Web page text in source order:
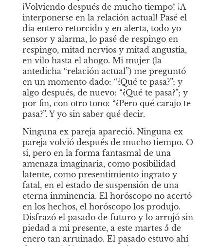
¡Volviendo después de mucho tiempo! ¡A
interponerse en la relación actual! Pasé el
día entero retorcido y en alerta, todo yo
sensor y alarma, lo pasé de respingo en
respingo, mitad nervios y mitad angustia,
en vilo hasta el ahogo. Mi mujer (la
antedicha “relación actual”) me preguntó
en un momento dado: “¿Qué te pasa?”; y
algo después, de nuevo: “¿Qué te pasa?”; y
por fin, con otro tono: “¿Pero qué carajo te
pasa?”. Y yo sin saber qué decir.
Ninguna ex pareja apareció. Ninguna ex
pareja volvió después de mucho tiempo. O
sí, pero en la forma fantasmal de una
amenaza imaginaria, como posibilidad
latente, como presentimiento ingrato y
fatal, en el estado de suspensión de una
eterna inminencia. El horóscopo no acertó
en los hechos, el horóscopo los produjo.
Disfrazó el pasado de futuro y lo arrojó sin
piedad a mi presente, a este martes 5 de
enero tan arruinado. El pasado estuvo ahí